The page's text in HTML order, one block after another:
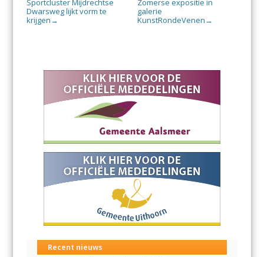
Sportcluster Mijdrechtse
Dwarsweg lijkt vorm te
krijgen →
Zomerse expositie in
galerie
KunstRondeVenen →
Recent nieuws